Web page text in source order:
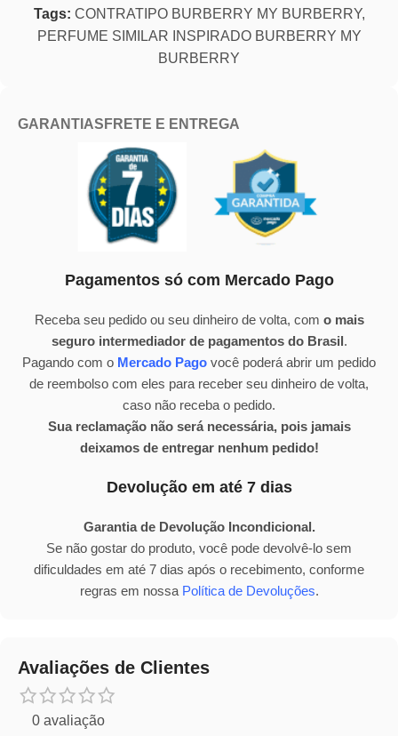
Tags: CONTRATIPO BURBERRY MY BURBERRY,
PERFUME SIMILAR INSPIRADO BURBERRY MY
BURBERRY
GARANTIAS FRETE E ENTREGA
Pagamentos só com Mercado Pago
Receba seu pedido ou seu dinheiro de volta, com o mais
seguro intermediador de pagamentos do Brasil.
Pagando com o Mercado Pago você poderá abrir um pedido
de reembolso com eles para receber seu dinheiro de volta,
caso não receba o pedido.
Sua reclamação não será necessária, pois jamais
deixamos de entregar nenhum pedido!
Devolução em até 7 dias
Garantia de Devolução Incondicional.
Se não gostar do produto, você pode devolvê-lo sem
dificuldades em até 7 dias após o recebimento, conforme
regras em nossa Política de Devoluções.
Avaliações de Clientes
0 avaliação